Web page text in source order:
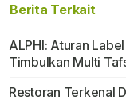
Berita Terkait
ALPHI: Aturan
Timbulkan Multi
Restoran Terkenal